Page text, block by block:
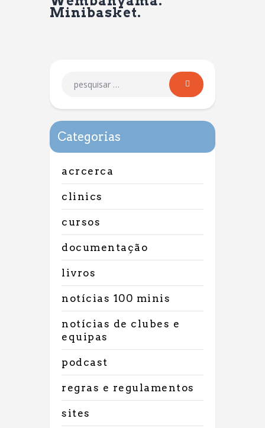
Minibasket.
Categorias
acrcerca
clinics
cursos
documentação
livros
notícias 100 minis
notícias de clubes e
equipas
podcast
regras e regulamentos
sites